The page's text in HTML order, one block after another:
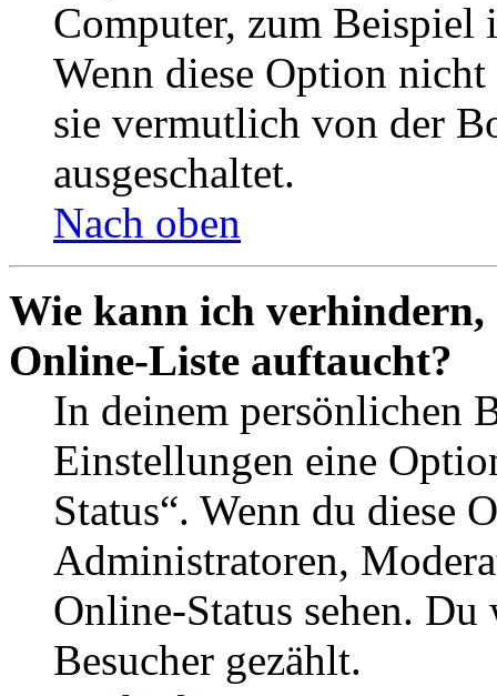
Computer, zum Beispiel
Wenn diese Option
sie vermutlich von der
ausgeschaltet.
Nach oben
Wie kann ich verhindern,
Online-Liste auftaucht?
In deinem persönlichen
Einstellungen eine
Status“. Wenn du diese
Administratoren,
Online-Status sehen.
Besucher gezählt.